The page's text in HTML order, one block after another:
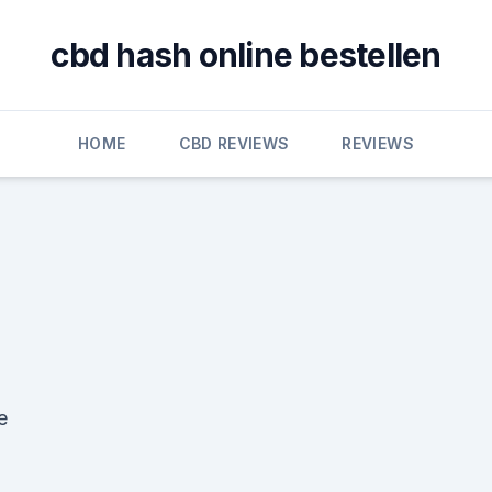
cbd hash online bestellen
HOME CBD REVIEWS REVIEWS